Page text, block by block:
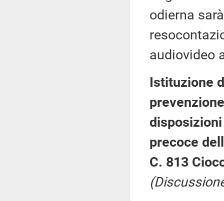
odierna
audiovideo
Istituzione
precoce
C. 813